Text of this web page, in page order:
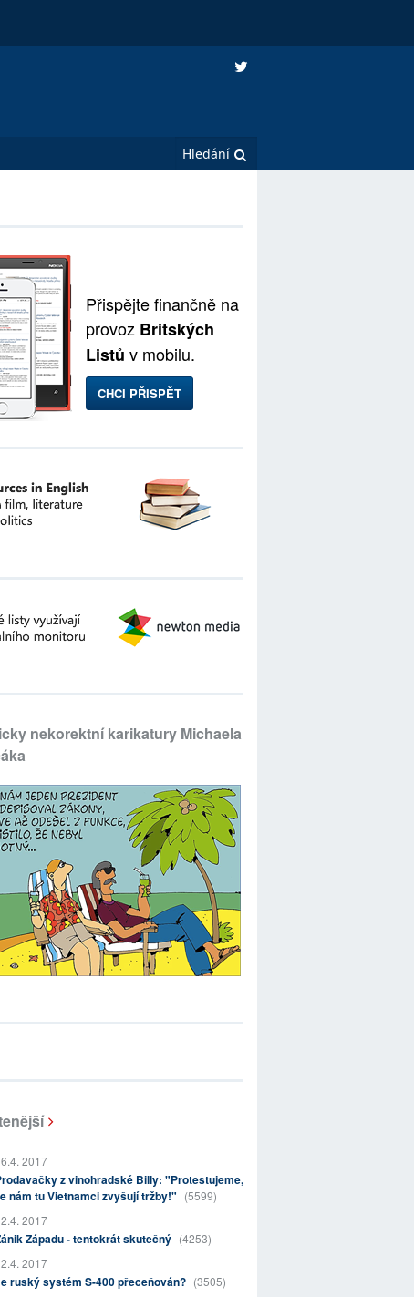
Přispějte finančně na
provoz Britských
Listů v mobilu.
CHCI PŘISPĚT
nekorektní karikatury Michaela
2017
z vinohradské Billy: "Protestujeme,
nám tu Vietnamci zvyšují tržby!" (5599)
2017
Západu - tentokrát skutečný (4253)
2017
ruský systém S-400 přeceňován? (3505)